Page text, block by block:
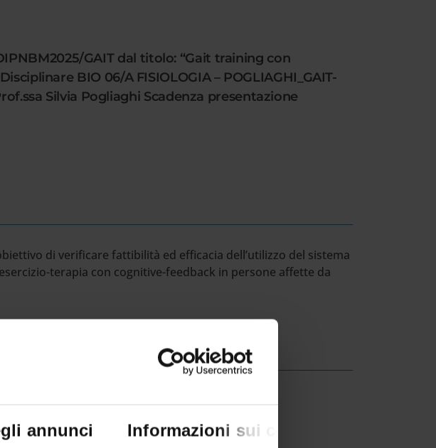
annunci Informazioni sui cookie
GAIT dal titolo: “Gait training con
BIO 06/A FISIOLOGIA – POGLIAGHI_GAIT-
Silvia Pogliaghi Scadenza presentazione
di verificare fattibilità ed efficacia dell’utilizzo del sistema
terapia con cognitive-feedback in persone affette da
RESULT/RANKING LISTS